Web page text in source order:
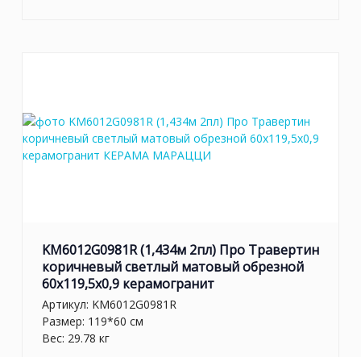
KM6012G0981R (1,434м 2пл) Про Травертин
коричневый светлый матовый обрезной
60x119,5x0,9 керамогранит
Артикул: KM6012G0981R
Размер: 119*60 см
Вес: 29.78 кг